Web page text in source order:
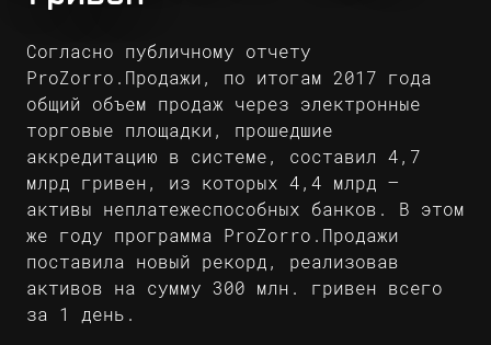
Согласно публичному отчету
ProZorro.Продажи, по итогам 2017 года
общий объем продаж через электронные
торговые площадки, прошедшие
аккредитацию в системе, составил 4,7
млрд гривен, из которых 4,4 млрд –
активы неплатежеспособных банков. В этом
же году программа ProZorro.Продажи
поставила новый рекорд , реализовав
активов на сумму 300 млн. гривен всего
за 1 день.